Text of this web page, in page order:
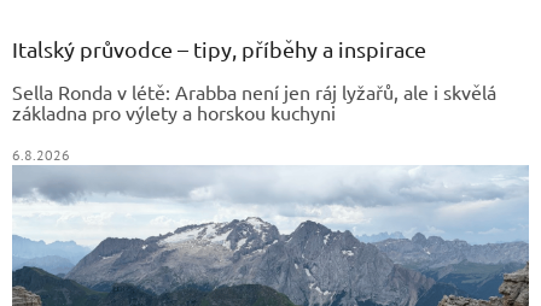
Italský průvodce – tipy, příběhy a inspirace
Sella Ronda v létě: Arabba není jen ráj lyžařů, ale i skvělá
základna pro výlety a horskou kuchyni
6.8.2026